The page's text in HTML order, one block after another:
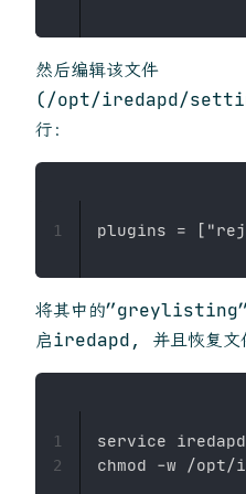
然后编辑该文件
(/opt/iredapd/
行：
1
将其中的”greylisting”
启iredapd, 并且恢复文
service
1
2